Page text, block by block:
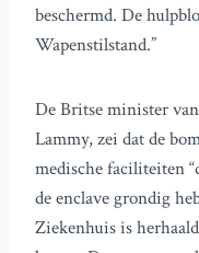
beschermd. De
Wapenstilstand.”
De Britse minister
Lammy, zei dat de
medische faciliteiten
de enclave grondig
Ziekenhuis is